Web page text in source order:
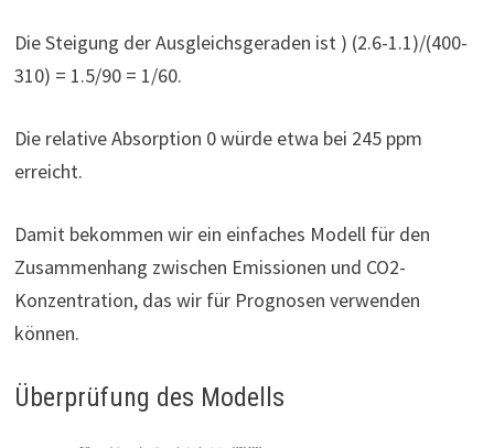
Die Steigung der Ausgleichsgeraden ist ) (2.6-1.1)/(400-
310) = 1.5/90 = 1/60.
Die relative Absorption 0 würde etwa bei 245 ppm
erreicht.
Damit bekommen wir ein einfaches Modell für den
Zusammenhang zwischen Emissionen und CO2-
Konzentration, das wir für Prognosen verwenden
können.
Überprüfung des Modells